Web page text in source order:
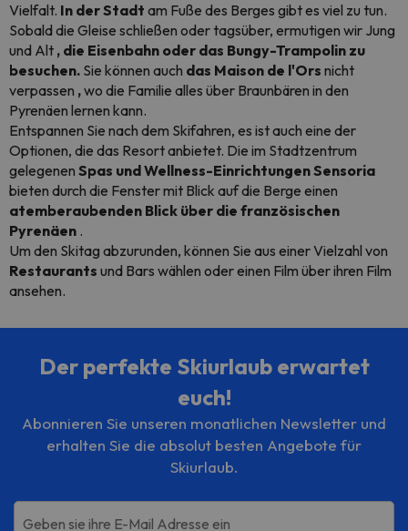
Vielfalt. In der Stadt am Fuße des Berges gibt es viel zu tun.
Sobald die Gleise schließen oder tagsüber, ermutigen wir Jung
und Alt , die Eisenbahn oder das Bungy-Trampolin zu
besuchen. Sie können auch das Maison de l'Ors nicht
verpassen ,wo die Familie alles über Braunbären in den
Pyrenäen lernen kann.
Entspannen Sie nach dem Skifahren, es ist auch eine der
Optionen, die das Resort anbietet. Die im Stadtzentrum
gelegenen Spas und Wellness-Einrichtungen Sensoria
bieten durch die Fenster mit Blick auf die Berge einen
atemberaubenden Blick über die französischen
Pyrenäen .
Um den Skitag abzurunden, können Sie aus einer Vielzahl von
Restaurants und Bars wählen oder einen Film über ihren Film
ansehen.
Der perfekte Skiurlaub erwartet
euch!
Abonnieren Sie unseren monatlichen Newsletter und
erhalten Sie die absolut besten Angebote für
Skiurlaub.
Geben sie ihre E-Mail Adresse ein